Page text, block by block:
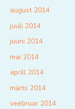
august 2014
juuli 2014
juuni 2014
mai 2014
aprill 2014
märts 2014
veebruar 2014